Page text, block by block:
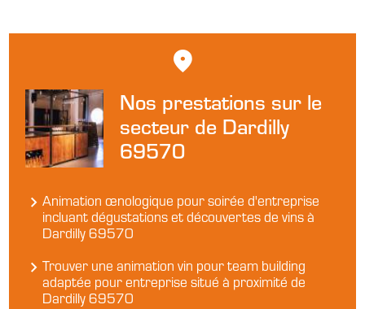
Nos prestations sur le
secteur de Dardilly
69570
Animation œnologique pour soirée d'entreprise
incluant dégustations et découvertes de vins à
Dardilly 69570
Trouver une animation vin pour team building
adaptée pour entreprise situé à proximité de
Dardilly 69570